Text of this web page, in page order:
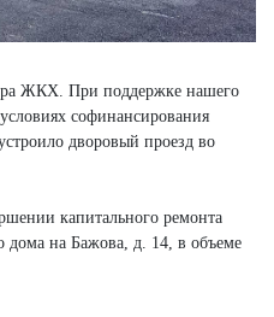
ЖКХ. При поддержке нашего
софинансирования
дворовый проезд во
капитального ремонта
дома на Бажова, д. 14, в объеме